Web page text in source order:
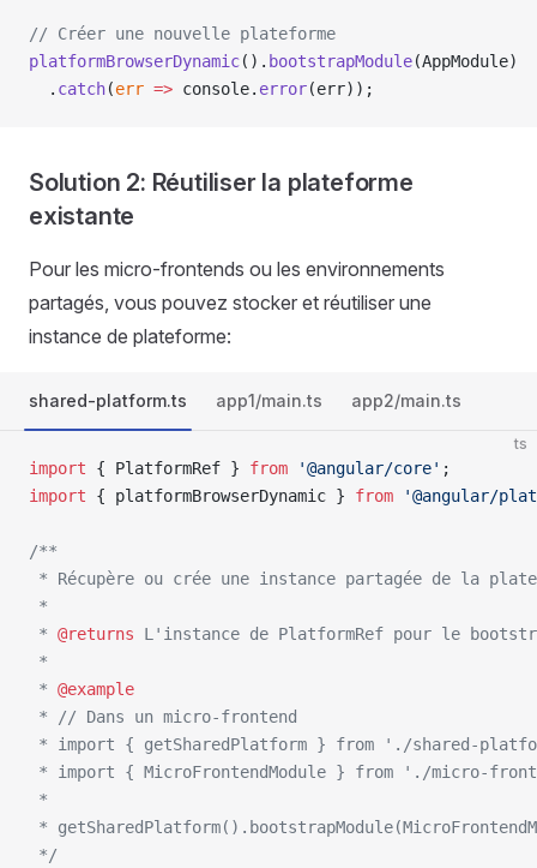
// Créer une nouvelle plateforme
platformBrowserDynamic(). bootstrapModule(AppModule)
  .
catch(err => console. error(err));
Solution 2: Réutiliser la plateforme
existante
Pour les micro-frontends ou les environnements
partagés, vous pouvez stocker et réutiliser une
instance de plateforme:
shared-platform.ts app1/main.ts app2/main.ts
ts
import { PlatformRef } from '@angular/core' ;
import { platformBrowserDynamic } from '@angular/
/**
* Récupère ou crée une instance partagée de la
*
* @returns L'instance de PlatformRef pour le
*
* @example
* // Dans un micro-frontend
* import { getSharedPlatform } from './shared-
* import { MicroFrontendModule } from './micro-
*
*
*/